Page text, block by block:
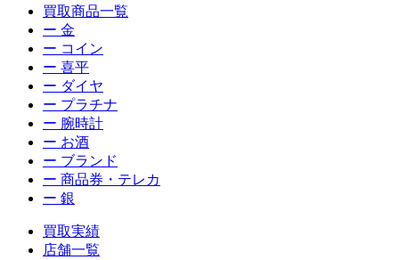
買取商品一覧
ー 金
ー コイン
ー 喜平
ー ダイヤ
ー プラチナ
ー 腕時計
ー お酒
ー ブランド
ー 商品券・テレカ
ー 銀
買取実績
店舗一覧